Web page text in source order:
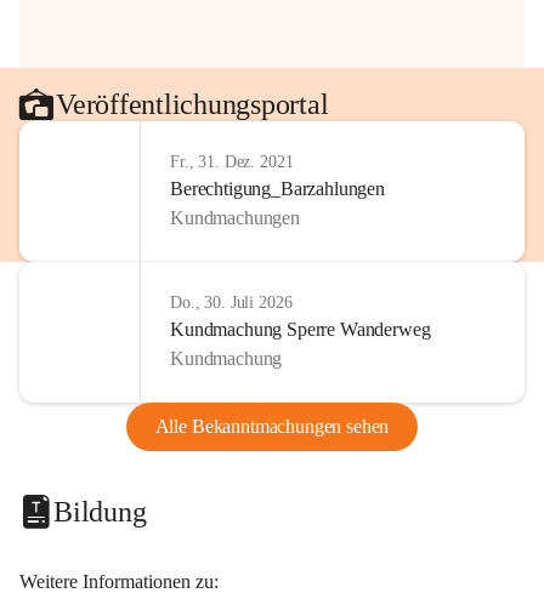
Veröffentlichungsportal
Fr., 31. Dez. 2021
Berechtigung_Barzahlungen
Kundmachungen
Do., 30. Juli 2026
Kundmachung Sperre Wanderweg
Kundmachung
Alle Bekanntmachungen sehen
Bildung
Weitere Informationen zu: